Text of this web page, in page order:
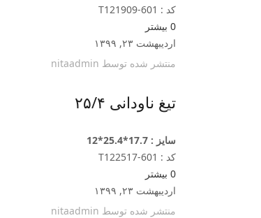
کد : T121909-601
0 بیشتر
اردیبهشت ۲۳, ۱۳۹۹
منتشر شده توسط nitaadmin
تیغ ناودانی ۲۵/۴
سایز : 17.7*25.4*12
کد : T122517-601
0 بیشتر
اردیبهشت ۲۳, ۱۳۹۹
منتشر شده توسط nitaadmin